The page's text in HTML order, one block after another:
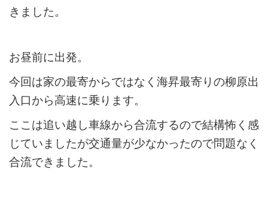
きました。
お昼前に出発。
今回は家の最寄からではなく海昇最寄りの柳原出
入口から高速に乗ります。
ここは追い越し車線から合流するので結構怖く感
じていましたが交通量が少なかったので問題なく
合流できました。